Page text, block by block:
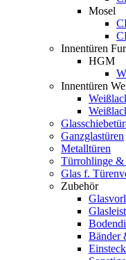
Mosel
Innentüren
HGM
Innentüren
Ganzglastüren
Metalltüren
Türrohlinge &
Glas f.
Zubehör
Bänder